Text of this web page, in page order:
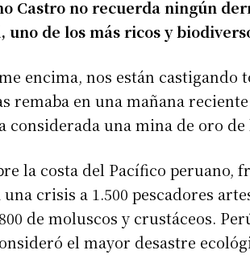
Castro no recuerda ningún
de los más ricos y
encima, nos están castigando
remaba en una mañana
considerada una mina de oro
la costa del Pacífico peruano,
crisis a 1.500 pescadores
de moluscos y crustáceos.
el mayor desastre